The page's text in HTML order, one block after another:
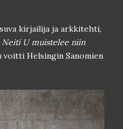
kirjailija ja arkkitehti,
Neiti U muistelee niin
voitti Helsingin Sanomien